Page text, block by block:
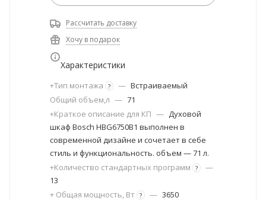
Рассчитать доставку
Хочу в подарок
Характеристики
+Тип монтажа ? — Встраиваемый
Общий объем,л — 71
+Краткое описание для КП — Духовой
шкаф Bosch HBG6750B1 выполнен в
современной дизайне и сочетает в себе
стиль и функциональность. объем — 71 л.
+Количество стандартных программ ?
—
13
+ Общая мощность, Вт ? — 3650